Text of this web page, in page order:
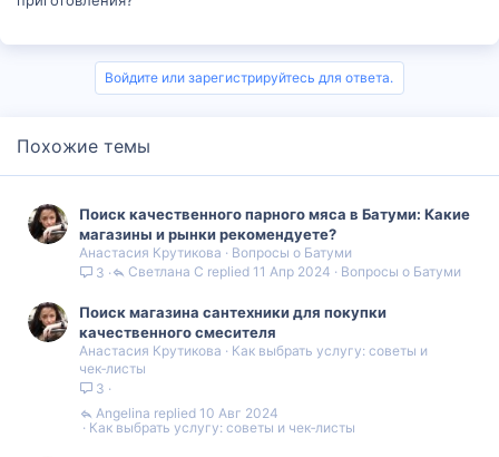
Войдите или зарегистрируйтесь для ответа.
Похожие темы
Поиск качественного парного мяса в Батуми: Какие
магазины и рынки рекомендуете?
Анастасия Крутикова
Вопросы о Батуми
3
Вопросы о Батуми
11 Апр 2024
Светлана С
Поиск магазина сантехники для покупки
качественного смесителя
Анастасия Крутикова
Как выбрать услугу: советы и
чек‑листы
3
Как выбрать услугу: советы и чек‑листы
10 Авг 2024
Angelina